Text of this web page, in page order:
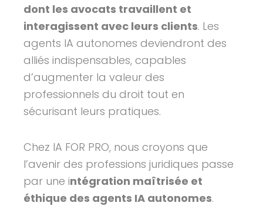
dont les avocats travaillent et
interagissent avec leurs clients. Les
agents IA autonomes deviendront des
alliés indispensables, capables
d’augmenter la valeur des
professionnels du droit tout en
sécurisant leurs pratiques.
Chez IA FOR PRO, nous croyons que
l’avenir des professions juridiques passe
par une intégration maîtrisée et
éthique des agents IA autonomes.